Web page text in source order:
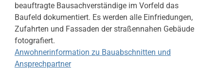
beauftragte Bausachverständige im Vorfeld das
Baufeld dokumentiert. Es werden alle Einfriedungen,
Zufahrten und Fassaden der straßennahen Gebäude
fotografiert.
Anwohnerinformation zu Bauabschnitten und
Ansprechpartner